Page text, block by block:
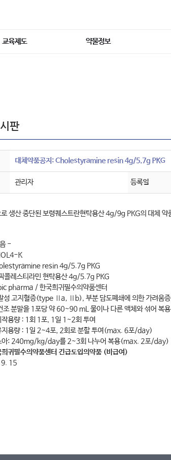
교육제도 약물정보
판
대체약품공지: Cholestyramine resin 4g/5.7g PKG
관리자 등록일
생산 중단된 보령퀘스트란현탁용산 4g/9g PKG의 대체 약
-
K
resin 4g/5.7g PKG
티라민 현탁용산 4g/5.7g PKG
pharma / 한국희귀필수의약품센터
혈증(type Ⅱa, Ⅱb), 부분 담도폐쇄에 의한 가려움증
분말을 1포당 약 60~90 mL 물이나 다른 액체와 섞어 복용
회 1포, 1일 1~2회 투여
2~4포, 2회로 분할 투여(max. 6포/day)
kg/day를 2~3회 나누어 복용(max. 2포/day)
희귀필수의약품센터 긴급도입의약품 (비급여)
9. 15